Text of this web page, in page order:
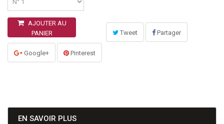
AJOUTER AU
PANIER
Tweet Partager
Google+ Pinterest
EN SAVOIR PLUS